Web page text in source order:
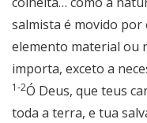
salmista é movido por
elemento material ou
importa, exceto a
1-2Ó Deus, que teus
toda a terra, e tua